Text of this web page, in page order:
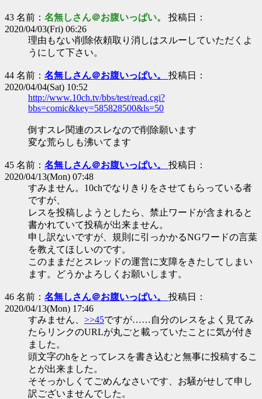
43 名前： 名無しさん＠お腹いっぱい。 投稿日：
2020/04/03(Fri) 06:26
理由もない削除依頼取り消しはスルーしていただくよ
うにして下さい。
44 名前： 名無しさん＠お腹いっぱい。 投稿日：
2020/04/04(Sat) 10:52
http://www.10ch.tv/bbs/test/read.cgi?
bbs=comic&key=585828500&ls=50
倒すスレ関連のスレなので削除願います
変な荒らしも沸いてます
45 名前： 名無しさん＠お腹いっぱい。 投稿日：
2020/04/13(Mon) 07:48
すみません。10chでなりきりをさせてもらっている者
ですが、
レスを投稿しようとしたら、禁止ワードが含まれると
書かれていて投稿が出来ません。
申し訳ないですが、規則に引っかかるNGワードの言葉
を教えてほしいのです。
このままだとスレッドの運営に支障をきたしてしまい
ます。どうかよろしくお願いします。
46 名前： 名無しさん＠お腹いっぱい。 投稿日：
2020/04/13(Mon) 17:46
すみません、 >>45ですが……自分のレスをよく見てみ
たらリンクのURLが丸ごと載っていたことに気が付き
ました。
頭文字のhをとってレスを書き込むと無事に投稿するこ
とが出来ました。
そそっかしくてごめんなさいです、お騒がせして申し
訳ございませんでした。